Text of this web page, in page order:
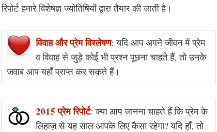
रिपोर्ट हमारे विशेषज्ञ ज्योतिषियों द्वारा तैयार की जाती है।
विवाह और प्रेम विश्लेषण: यदि आप अपने जीवन में प्रेम
व विवाह से जुड़े कोई भी प्रश्न पूछना चाहते हैं, तो उनके
जवाब आप यहाँ प्राप्त कर सकते हैं।
2015 प्रेम रिपोर्ट: क्या आप जानना चाहते हैं कि प्रेम के
लिहाज़ से यह साल आपके लिए कैसा रहेगा? यदि हाँ, तो